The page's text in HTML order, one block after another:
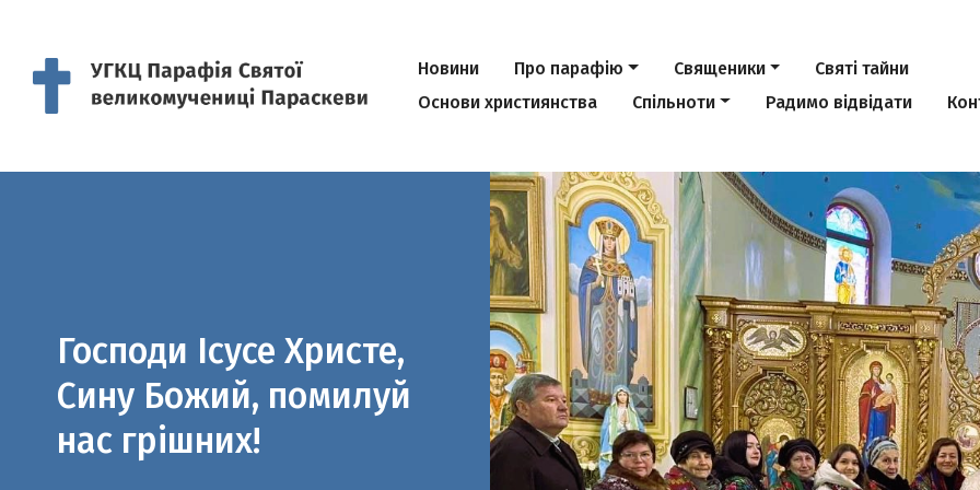
Новини Про парафію Священики
Святі тайни
Основи християнства
Спільноти Радимо відвідати
Сину Божий, помилуй
нас грішних!
Previous